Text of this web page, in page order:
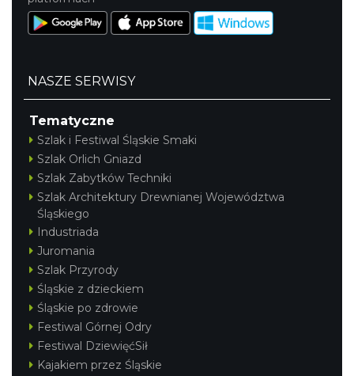
NASZE SERWISY
Tematyczne
Szlak i Festiwal Śląskie Smaki
Szlak Orlich Gniazd
Szlak Zabytków Techniki
Szlak Architektury Drewnianej Województwa
Śląskiego
Industriada
Juromania
Szlak Przyrody
Śląskie z dzieckiem
Śląskie po zdrowie
Festiwal Górnej Odry
Festiwal DziewięćSił
Kajakiem przez Śląskie